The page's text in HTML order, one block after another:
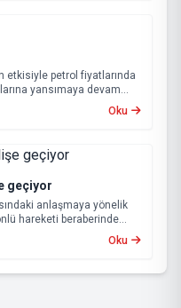
etkisiyle petrol fiyatlarında
yansımaya devam
benzin ve otogaz
Oku
geçiyor
anlaşmaya yönelik
hareketi beraberinde
Oku